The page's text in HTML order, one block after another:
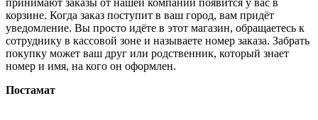
принимают заказы от нашей компании появится у вас в
корзине. Когда заказ поступит в ваш город, вам придёт
уведомление. Вы просто идёте в этот магазин, обращаетесь к
сотруднику в кассовой зоне и называете номер заказа. Забрать
покупку может ваш друг или родственник, который знает
номер и имя, на кого он оформлен.
Постамат